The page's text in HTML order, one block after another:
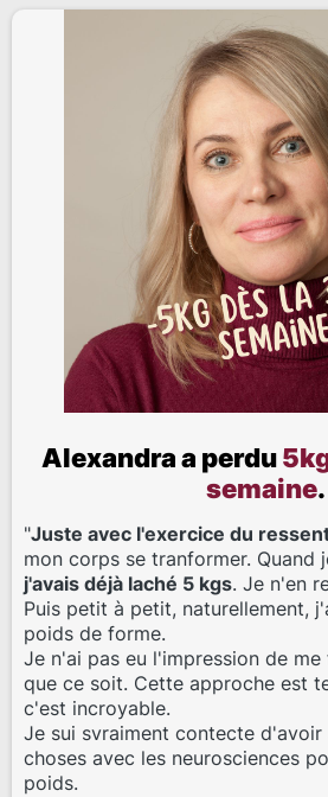
Alexandra a perdu
semaine.
"Juste avec l'exercice du
mon corps se tranformer. Quand
j'avais déjà laché 5 kgs. Je n'en
Puis petit à petit, naturellement,
poids de forme.
Je n'ai pas eu l'impression de
que ce soit. Cette approche est
c'est incroyable.
Je sui svraiment contecte
choses avec les neurosciences
poids.